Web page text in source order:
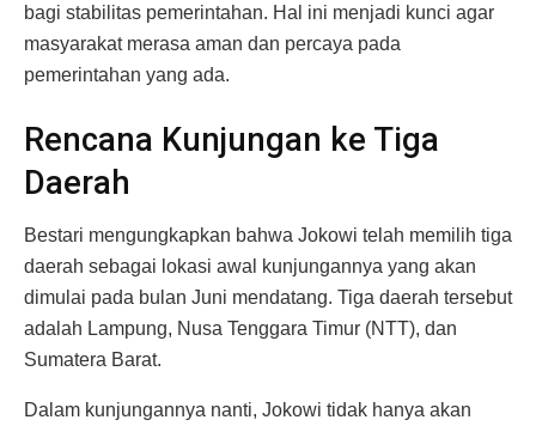
bagi stabilitas pemerintahan. Hal ini menjadi kunci agar
masyarakat merasa aman dan percaya pada
pemerintahan yang ada.
Rencana Kunjungan ke Tiga
Daerah
Bestari mengungkapkan bahwa Jokowi telah memilih tiga
daerah sebagai lokasi awal kunjungannya yang akan
dimulai pada bulan Juni mendatang. Tiga daerah tersebut
adalah Lampung, Nusa Tenggara Timur (NTT), dan
Sumatera Barat.
Dalam kunjungannya nanti, Jokowi tidak hanya akan